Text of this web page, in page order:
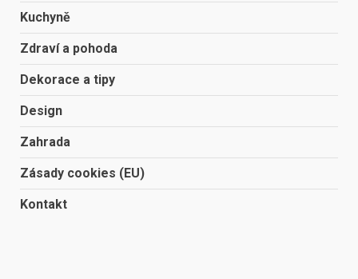
Kuchyně
Zdraví a pohoda
Dekorace a tipy
Design
Zahrada
Zásady cookies (EU)
Kontakt